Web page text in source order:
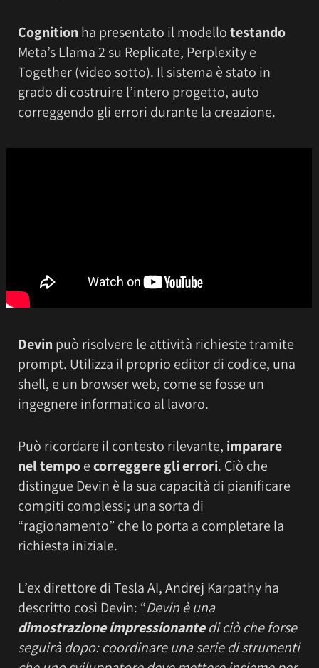
Cognitionha presentato il modellotestando
Meta’s Llama 2 su Replicate, Perplexity e
Together (video sotto). Il sistema è stato in
grado di costruire l’intero progetto, auto
correggendo gli errori durante la creazione.
Devinpuò risolvere le attività richieste tramite
prompt. Utilizza il proprio editor di codice, una
shell, e un browser web, come se fosse un
ingegnere informatico al lavoro.
Può ricordare il contesto rilevante, imparare
nel tempoecorreggere gli errori. Ciò che
distingue Devin è la sua capacità di pianificare
compiti complessi; una sorta di
“ragionamento” che lo porta a completare la
richiesta iniziale.
L’ex direttore di Tesla AI, Andrej Karpathy ha
descritto così Devin: “Devin è una
dimostrazione impressionantedi ciò che forse
seguirà dopo: coordinare una serie di strumenti